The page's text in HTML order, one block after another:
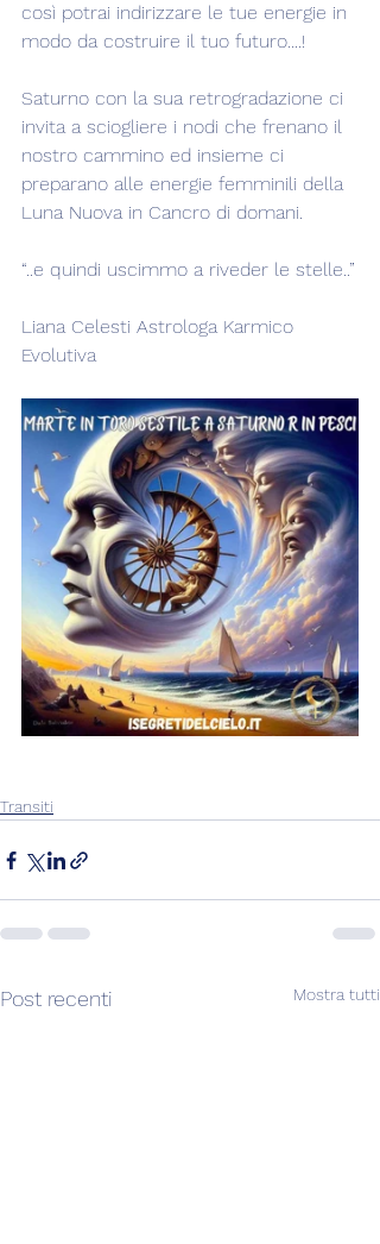
così potrai indirizzare le tue energie in
modo da costruire il tuo futuro....!
Saturno con la sua retrogradazione ci
invita a sciogliere i nodi che frenano il
nostro cammino ed insieme ci
preparano alle energie femminili della
Luna Nuova in Cancro di domani.
“..e quindi uscimmo a riveder le stelle..”
Liana Celesti Astrologa Karmico
Evolutiva
Transiti
Post recenti Mostra tutti